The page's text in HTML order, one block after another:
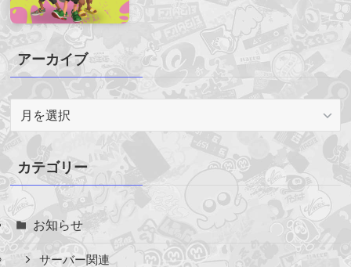
アーカイブ
ア
カ
イ
ブ
カテゴリー
お知らせ
サーバー関連